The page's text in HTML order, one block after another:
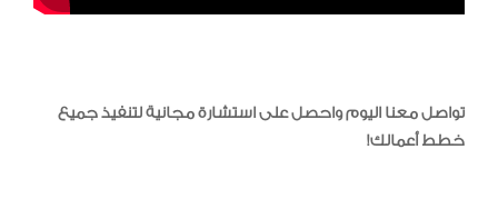
تواصل معنا اليوم واحصل على استشارة مجانية لتنفيذ جميع
خطط أعمالك!